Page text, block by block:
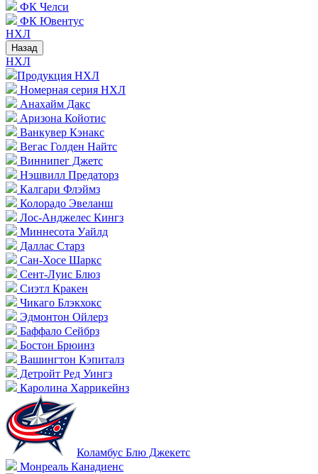
ФК Челси
ФК Ювентус
НХЛ
Назад
НХЛ
Продукция НХЛ
Номерная серия НХЛ
Анахайм Дакс
Аризона Койотис
Ванкувер Кэнакс
Вегас Голден Найтс
Виннипег Джетс
Нэшвилл Предаторз
Калгари Флэймз
Колорадо Эвеланш
Лос-Анджелес Кингз
Миннесота Уайлд
Даллас Старз
Сан-Хосе Шаркс
Сент-Луис Блюз
Сиэтл Кракен
Чикаго Блэкхокс
Эдмонтон Ойлерз
Баффало Сейбрз
Бостон Брюинз
Вашингтон Кэпиталз
Детройт Ред Уингз
Каролина Харрикейнз
Коламбус Блю Джекетс
Монреаль Канадиенс